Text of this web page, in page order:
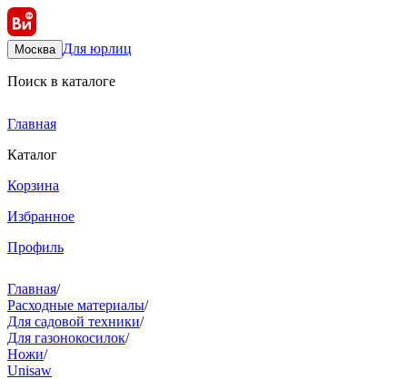
Москва Для юрлиц
Поиск в каталоге
Главная
Каталог
Корзина
Избранное
Профиль
Главная/
Расходные материалы/
Для садовой техники/
Для газонокосилок/
Ножи/
Unisaw